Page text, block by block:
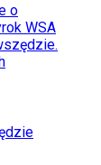
o
WSA